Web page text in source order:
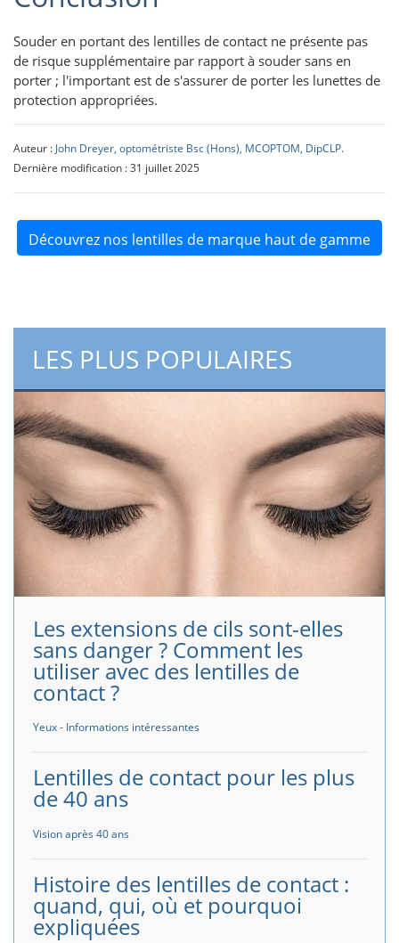
Souder en portant des lentilles de contact ne présente pas
de risque supplémentaire par rapport à souder sans en
porter ; l'important est de s'assurer de porter les lunettes de
protection appropriées.
Auteur : John Dreyer, optométriste Bsc (Hons), MCOPTOM, DipCLP.
Dernière modification : 31 juillet 2025
Découvrez nos lentilles de marque haut de gamme
LES PLUS POPULAIRES
Les extensions de cils sont-elles
sans danger ? Comment les
utiliser avec des lentilles de
contact ?
Yeux - Informations intéressantes
Lentilles de contact pour les plus
de 40 ans
Vision après 40 ans
Histoire des lentilles de contact :
quand, qui, où et pourquoi
expliquées